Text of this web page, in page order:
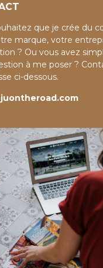
que je crée du
marque, votre
? Ou vous avez
à me poser ?
ci-dessous.